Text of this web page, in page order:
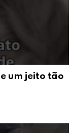
um jeito tão